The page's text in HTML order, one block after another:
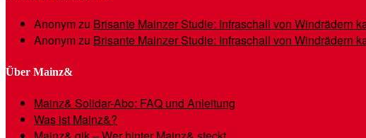
Anonymzu Brisante Mainzer Studie: Infraschall von Windrädern
Anonymzu Brisante Mainzer Studie: Infraschall von Windrädern
Über Mainz&
Mainz& Solidar-Abo: FAQ und Anleitung
Was ist Mainz&?